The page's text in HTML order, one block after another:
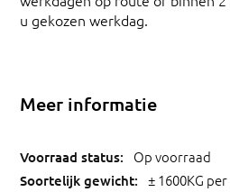
u gekozen werkdag.
Meer informatie
Op voorraad
± 1600KG